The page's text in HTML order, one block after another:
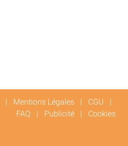
| Mentions Légales | CGU |
FAQ | Publicité | Cookies